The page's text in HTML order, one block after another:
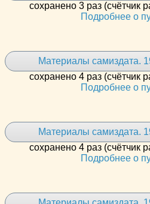
сохранено 3 раз (счётчик
Подробнее о
Материалы самиздата.
сохранено 4 раз (счётчик
Подробнее о
Материалы самиздата.
сохранено 4 раз (счётчик
Подробнее о